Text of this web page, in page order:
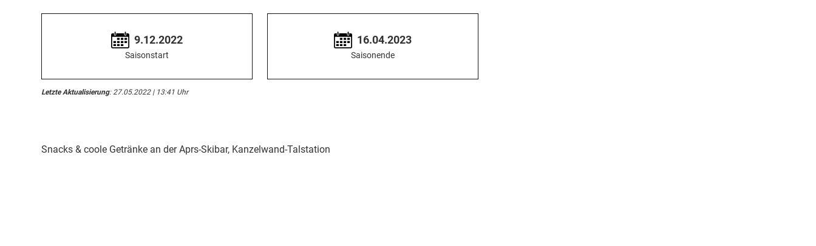
9.12.2022
Saisonstart
16.04.2023
Saisonende
Letzte Aktualisierung: 27.05.2022 | 13:41 Uhr
Snacks & coole Getränke an der Aprs-Skibar, Kanzelwand-Talstation